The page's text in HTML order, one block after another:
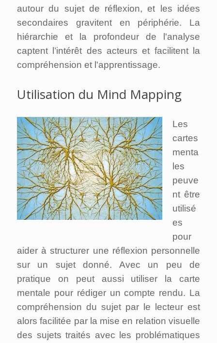
autour du sujet de réflexion, et les idées
secondaires gravitent en périphérie. La
hiérarchie et la profondeur de l'analyse
captent l’intérêt des acteurs et facilitent la
compréhension et l'apprentissage.
Utilisation du Mind Mapping
Les
cartes
menta
les
peuve
nt être
utilisé
es
pour
aider à structurer une réflexion personnelle
sur un sujet donné. Avec un peu de
pratique on peut aussi utiliser la carte
mentale pour rédiger un compte rendu. La
compréhension du sujet par le lecteur est
alors facilitée par la mise en relation visuelle
des sujets traités avec les problématiques